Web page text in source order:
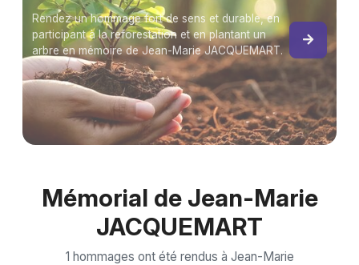
Rendez un hommage fort de sens et durable, en
participant à la reforestation et en plantant un
arbre en mémoire de Jean-Marie JACQUEMART.
Mémorial de Jean-Marie
JACQUEMART
1 hommages ont été rendus à Jean-Marie